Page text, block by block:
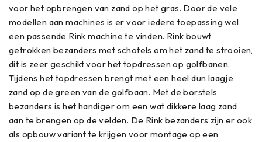
voor het opbrengen van zand op het gras. Door de vele
modellen aan machines is er voor iedere toepassing wel
een passende Rink machine te vinden. Rink bouwt
getrokken bezanders met schotels om het zand te strooien,
dit is zeer geschikt voor het topdressen op golfbanen.
Tijdens het topdressen brengt met een heel dun laagje
zand op de green van de golfbaan. Met de borstels
bezanders is het handiger om een wat dikkere laag zand
aan te brengen op de velden. De Rink bezanders zijn er ook
als opbouw variant te krijgen voor montage op een